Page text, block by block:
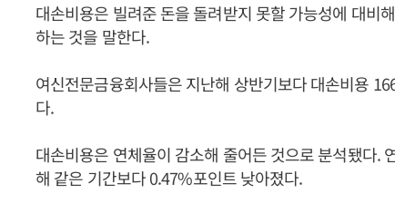
대손비용은 빌려준 돈을 돌려받지 못할 가능성에 대비
하는 것을 말한다.
여신전문금융회사들은 지난해 상반기보다 대손비용
다.
대손비용은 연체율이 감소해 줄어든 것으로 분석됐다.
해 같은 기간보다 0.47%포인트 낮아졌다.